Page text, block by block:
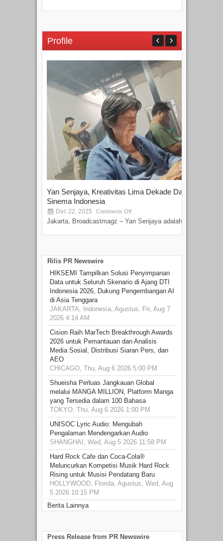
Profile
Yan Senjaya, Kreativitas Lima Dekade Dalam
Sinema Indonesia
Dec 22, 2025 Comments Off
Jakarta, Broadcastmagz – Yan Senjaya adalah...
Rilis PR Newswire
HIKSEMI Tampilkan Solusi Penyimpanan
Data untuk Seluruh Skenario di Ajang DTI
Indonesia 2026, Dukung Pengembangan AI
di Asia Tenggara
JAKARTA, Indonesia, Agustus, Fri, Aug 7
2026 4:14 AM
Cision Raih MarTech Breakthrough Awards
2026 untuk Pemantauan dan Analisis
Media Sosial, Distribusi Siaran Pers, dan
AEO
CHICAGO, Thu, Aug 6 2026 5:00 PM
Shueisha Perluas Jangkauan Global
melalui MANGA MILLION, Platform Manga
yang Tersedia dalam 100 Bahasa
TOKYO, Thu, Aug 6 2026 1:00 PM
UNISOC Lyric Audio: Mengubah
Pengalaman Mendengarkan Audio
SHANGHAI, Wed, Aug 5 2026 11:58 PM
Hard Rock Cafe dan Coca-Cola®
Meluncurkan Kompetisi Musik Hard Rock
Rising untuk Musisi Pendatang Baru
HOLLYWOOD, Florida, Agustus, Wed, Aug
5 2026 10:15 PM
Berita Lainnya
Press Release from PR Newswire